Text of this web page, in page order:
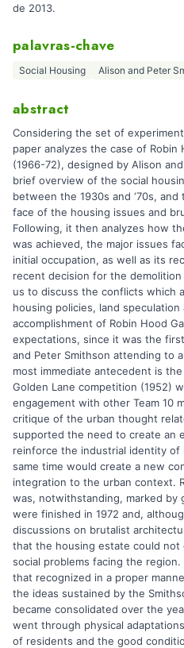
de 2013.
palavras-chave
Social Housing Alison and Peter
abstract
Considering the set of
paper analyzes the case of Robin
(1966-72), designed by Alison
brief overview of the social
between the 1930s and ‘70s,
face of the housing issues and
Following, it then analyzes how
was achieved, the major issues
initial occupation, as well as its
recent decision for the
us to discuss the conflicts which
housing policies, land
accomplishment of Robin Hood
expectations, since it was the
and Peter Smithson attending to
most immediate antecedent is
Golden Lane competition (1952)
engagement with other Team 10
critique of the urban thought
supported the need to create an
reinforce the industrial identity of
same time would create a new
integration to the urban context.
was, notwithstanding, marked by
were finished in 1972 and,
discussions on brutalist
that the housing estate could
social problems facing the
that recognized in a proper
the ideas sustained by the
became consolidated over the
went through physical
of residents and the good